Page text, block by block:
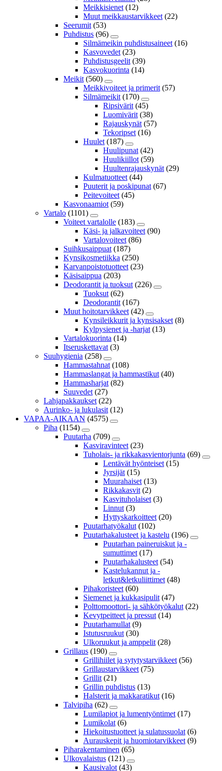
Meikkisienet (12)
Muut meikkaustarvikkeet (22)
Seerumit (53)
Puhdistus (96)
Silmämeikin puhdistusaineet (16)
Kasvovedet (23)
Puhdistusgeelit (39)
Kasvokuorinta (14)
Meikit (560)
Meikkivoiteet ja primerit (57)
Silmämeikit (170)
Ripsivärit (45)
Luomivärit (38)
Rajauskynät (57)
Tekoripset (16)
Huulet (187)
Huulipunat (42)
Huulikiillot (59)
Huultenrajauskynät (29)
Kulmatuotteet (44)
Puuterit ja poskipunat (67)
Peitevoiteet (45)
Kasvonaamiot (59)
Vartalo (1101)
Voiteet vartalolle (183)
Käsi- ja jalkavoiteet (90)
Vartalovoiteet (86)
Suihkusaippuat (187)
Kynsikosmetiikka (250)
Karvanpoistotuotteet (23)
Käsisaippua (203)
Deodorantit ja tuoksut (226)
Tuoksut (62)
Deodorantit (167)
Muut hoitotarvikkeet (42)
Kynsileikkurit ja kynsisakset (8)
Kylpysienet ja -harjat (13)
Vartalokuorinta (14)
Itseruskettavat (3)
Suuhygienia (258)
Hammastahnat (108)
Hammaslangat ja hammastikut (40)
Hammasharjat (82)
Suuvedet (27)
Lahjapakkaukset (22)
Aurinko- ja lukulasit (12)
VAPAA-AIKAAN (4575)
Piha (1154)
Puutarha (709)
Kasviravinteet (23)
Tuholais- ja rikkakasvientorjunta (69)
Lentävät hyönteiset (15)
Jyrsijät (15)
Muurahaiset (13)
Rikkakasvit (2)
Kasvituholaiset (3)
Linnut (3)
Hyttyskarkoitteet (20)
Puutarhatyökalut (102)
Puutarhakalusteet ja kastelu (196)
Puutarhan paineruiskut ja -
sumuttimet (17)
Puutarhakalusteet (54)
Kastelukannut ja -
letkut&letkuliittimet (48)
Pihakoristeet (60)
Siemenet ja kukkasipulit (47)
Polttomoottori- ja sähkötyökalut (22)
Kevytpeitteet ja pressut (14)
Puutarhamullat (9)
Istutusruukut (30)
Ulkoruukut ja amppelit (28)
Grillaus (190)
Grillihiilet ja sytytystarvikkeet (56)
Grillaustarvikkeet (75)
Grillit (21)
Grillin puhdistus (13)
Halsterit ja makkaratikut (16)
Talvipiha (62)
Lumilapiot ja lumentyöntimet (17)
Lumikolat (6)
Hiekoitustuotteet ja sulatussuolat (6)
Aurauskepit ja huomiotarvikkeet (9)
Piharakentaminen (65)
Ulkovalaistus (121)
Kausivalot (43)